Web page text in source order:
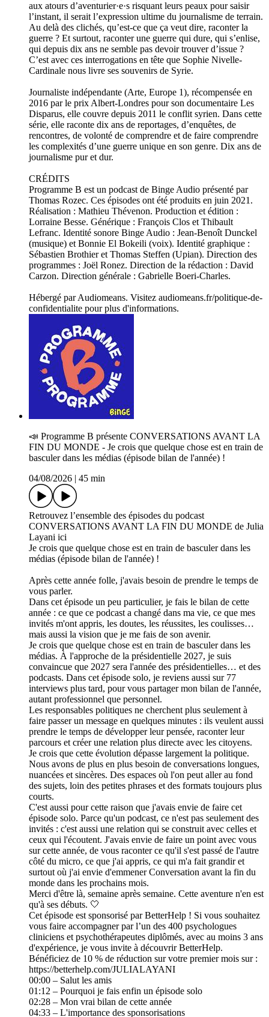
aux atours d’aventurier·e·s risquant leurs peaux pour saisir
l’instant, il serait l’expression ultime du journalisme de terrain.
Au delà des clichés, qu’est-ce que ça veut dire, raconter la
guerre ? Et surtout, raconter une guerre qui dure, qui s’enlise,
qui depuis dix ans ne semble pas devoir trouver d’issue ?
C’est avec ces interrogations en tête que Sophie Nivelle-
Cardinale nous livre ses souvenirs de Syrie.
Journaliste indépendante (Arte, Europe 1), récompensée en
2016 par le prix Albert-Londres pour son documentaire Les
Disparus, elle couvre depuis 2011 le conflit syrien. Dans cette
série, elle raconte dix ans de reportages, d’enquêtes, de
rencontres, de volonté de comprendre et de faire comprendre
les complexités d’une guerre unique en son genre. Dix ans de
journalisme pur et dur.
CRÉDITS
Programme B est un podcast de Binge Audio présenté par
Thomas Rozec. Ces épisodes ont été produits en juin 2021.
Réalisation : Mathieu Thévenon. Production et édition :
Lorraine Besse. Générique : François Clos et Thibault
Lefranc. Identité sonore Binge Audio : Jean-Benoît Dunckel
(musique) et Bonnie El Bokeili (voix). Identité graphique :
Sébastien Brothier et Thomas Steffen (Upian). Direction des
programmes : Joël Ronez. Direction de la rédaction : David
Carzon. Direction générale : Gabrielle Boeri-Charles.
Hébergé par Audiomeans. Visitez audiomeans.fr/politique-de-
confidentialite pour plus d'informations.
📣 P­rogramme B présente CONVERSATIONS AVANT LA
FIN DU MONDE - Je crois que quelque chose est en train de
basculer dans les médias (épisode bilan de l'année) !
04/08/2026
45 min
Retrouvez l’ensemble des épisodes du podcast
CONVERSATIONS AVANT LA FIN DU MONDE de Julia
Layani ici
Je crois que quelque chose est en train de basculer dans les
médias (épisode bilan de l'année) !
Après cette année folle, j'avais besoin de prendre le temps de
vous parler.
Dans cet épisode un peu particulier, je fais le bilan de cette
année : ce que ce podcast a changé dans ma vie, ce que mes
invités m'ont appris, les doutes, les réussites, les coulisses…
mais aussi la vision que je me fais de son avenir.
Je crois que quelque chose est en train de basculer dans les
médias. À l'approche de la présidentielle 2027, je suis
convaincue que 2027 sera l'année des présidentielles… et des
podcasts. Dans cet épisode solo, je reviens aussi sur 77
interviews plus tard, pour vous partager mon bilan de l'année,
autant professionnel que personnel.
Les responsables politiques ne cherchent plus seulement à
faire passer un message en quelques minutes : ils veulent aussi
prendre le temps de développer leur pensée, raconter leur
parcours et créer une relation plus directe avec les citoyens.
Je crois que cette évolution dépasse largement la politique.
Nous avons de plus en plus besoin de conversations longues,
nuancées et sincères. Des espaces où l'on peut aller au fond
des sujets, loin des petites phrases et des formats toujours plus
courts.
C'est aussi pour cette raison que j'avais envie de faire cet
épisode solo. Parce qu'un podcast, ce n'est pas seulement des
invités : c'est aussi une relation qui se construit avec celles et
ceux qui l'écoutent. J'avais envie de faire un point avec vous
sur cette année, de vous raconter ce qu'il s'est passé de l'autre
côté du micro, ce que j'ai appris, ce qui m'a fait grandir et
surtout où j'ai envie d'emmener Conversation avant la fin du
monde dans les prochains mois.
Merci d'être là, semaine après semaine. Cette aventure n'en est
qu'à ses débuts. 🤍
Cet épisode est sponsorisé par BetterHelp ! Si vous souhaitez
vous faire accompagner par l’un des 400 psychologues
cliniciens et psychothérapeutes diplômés, avec au moins 3 ans
d'expérience, je vous invite à découvrir BetterHelp.
Bénéficiez de 10 % de réduction sur votre premier mois sur :
https://betterhelp.com/JULIALAYANI
00:00 – Salut les amis
01:12 – Pourquoi je fais enfin un épisode solo
02:28 – Mon vrai bilan de cette année
04:33 – L'importance des sponsorisations